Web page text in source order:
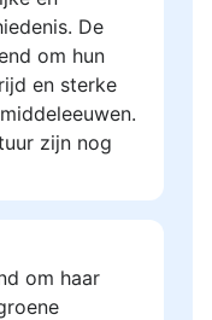
De
om hun
en sterke
zijn nog
om haar